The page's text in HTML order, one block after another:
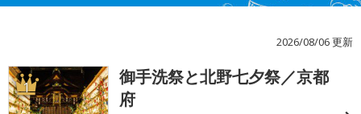
2026/08/06 更新
1
御手洗祭と北野七夕祭／京都
府